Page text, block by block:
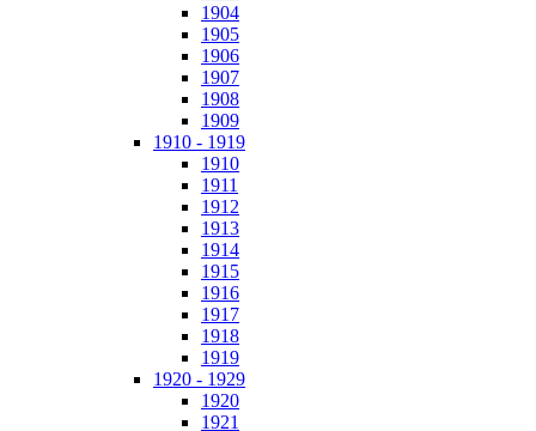
1904
1905
1906
1907
1908
1909
1910 - 1919
1910
1911
1912
1913
1914
1915
1916
1917
1918
1919
1920 - 1929
1920
1921